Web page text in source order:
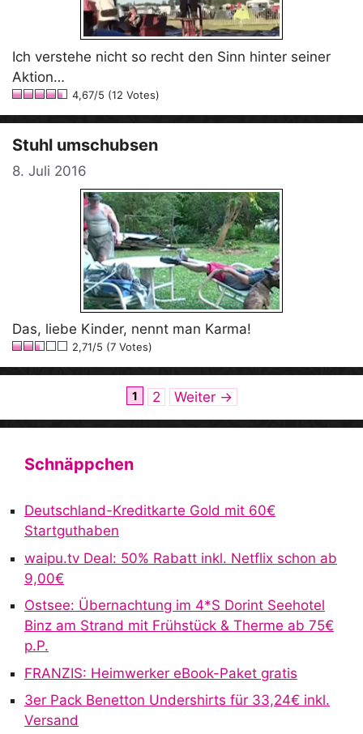
Ich verstehe nicht so recht den Sinn hinter seiner
Aktion…
4,67/5 (12 Votes)
Stuhl umschubsen
8. Juli 2016
Das, liebe Kinder, nennt man Karma!
2,71/5 (7 Votes)
Seite
1 Seite
2 Weiter →
Schnäppchen
Deutschland-Kreditkarte Gold mit 60€
Startguthaben
waipu.tv Deal: 50% Rabatt inkl. Netflix schon ab
9,00€
Ostsee: Übernachtung im 4*S Dorint Seehotel
Binz am Strand mit Frühstück & Therme ab 75€
p.P.
FRANZIS: Heimwerker eBook-Paket gratis
3er Pack Benetton Undershirts für 33,24€ inkl.
Versand